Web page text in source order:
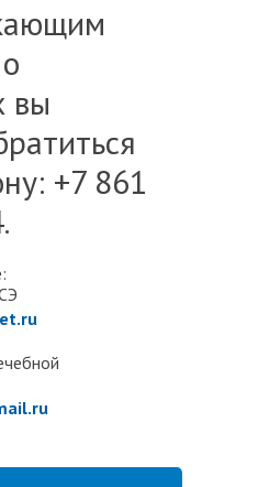
вы
+7 861